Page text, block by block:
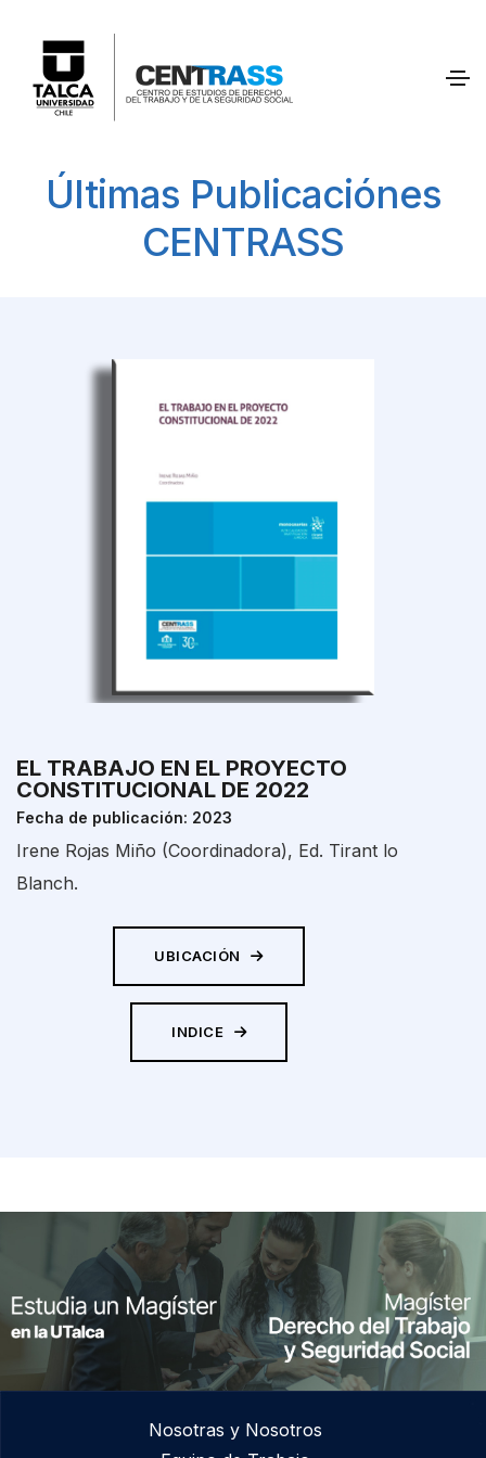
Últimas Publicaciónes
CENTRASS
EL TRABAJO EN EL PROYECTO
CONSTITUCIONAL DE 2022
Fecha de publicación: 2023
Irene Rojas Miño (Coordinadora), Ed. Tirant lo
Blanch.
UBICACIÓN
INDICE
Nosotras y Nosotros